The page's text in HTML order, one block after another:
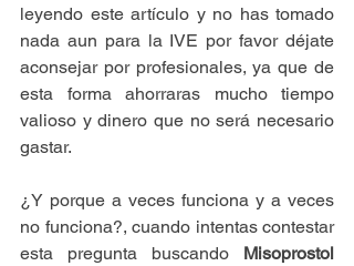
leyendo este artículo y no has tomado
nada aun para la IVE por favor déjate
aconsejar por profesionales, ya que de
esta forma ahorraras mucho tiempo
valioso y dinero que no será necesario
gastar.
¿Y porque a veces funciona y a veces
no funciona?, cuando intentas contestar
esta pregunta buscando Misoprostol